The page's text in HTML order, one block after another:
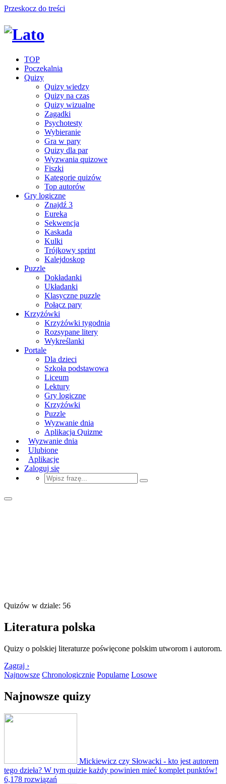
Przeskocz do treści
TOP
Poczekalnia
Quizy
Quizy wiedzy
Quizy na czas
Quizy wizualne
Zagadki
Psychotesty
Wybieranie
Gra w pary
Quizy dla par
Wyzwania quizowe
Fiszki
Kategorie quizów
Top autorów
Gry logiczne
Znajdź 3
Eureka
Sekwencja
Kaskada
Kulki
Trójkowy sprint
Kalejdoskop
Puzzle
Dokładanki
Układanki
Klasyczne puzzle
Połącz pary
Krzyżówki
Krzyżówki tygodnia
Rozsypane litery
Wykreślanki
Portale
Dla dzieci
Szkoła podstawowa
Liceum
Lektury
Gry logiczne
Krzyżówki
Puzzle
Wyzwanie dnia
Aplikacja Quizme
Wyzwanie dnia
Ulubione
Aplikacje
Zaloguj się
Quizów w dziale: 56
Literatura polska
Quizy o polskiej literaturze poświęcone polskim utworom i autorom.
Zagraj ›
Najnowsze Chronologicznie Popularne Losowe
Najnowsze quizy
Mickiewicz czy Słowacki - kto jest autorem
tego dzieła? W tym quizie każdy powinien mieć komplet punktów!
6,178 rozwiązań